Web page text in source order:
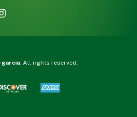
garcia . All rights reserved.